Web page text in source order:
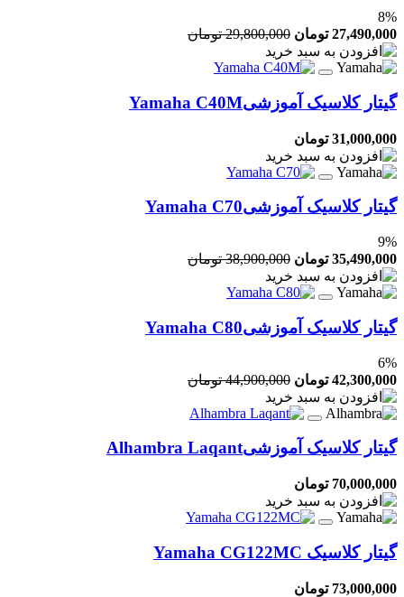
8%
27,490,000 تومان
29,800,000 تومان
گیتار کلاسیک آموزشیYamaha C40M
31,000,000 تومان
گیتار کلاسیک آموزشیYamaha C70
9%
35,490,000 تومان
38,900,000 تومان
گیتار کلاسیک آموزشیYamaha C80
6%
42,300,000 تومان
44,900,000 تومان
گیتار کلاسیک آموزشیAlhambra Laqant
70,000,000 تومان
گیتار کلاسیک Yamaha CG122MC
73,000,000 تومان